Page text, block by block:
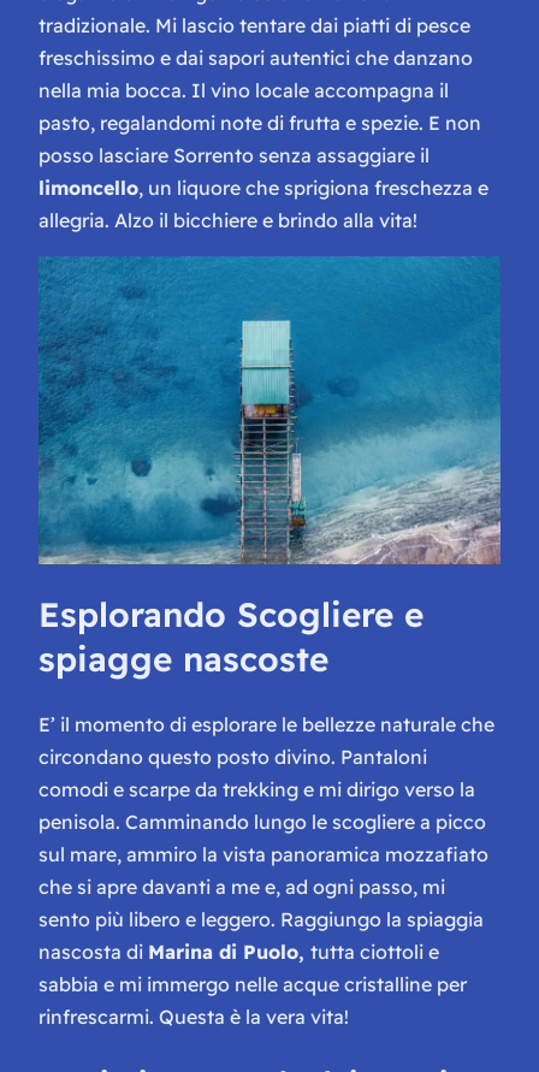
tradizionale. Mi lascio tentare dai piatti di pesce
freschissimo e dai sapori autentici che danzano
nella mia bocca. Il vino locale accompagna il
pasto, regalandomi note di frutta e spezie. E non
posso lasciare Sorrento senza assaggiare il
limoncello, un liquore che sprigiona freschezza e
allegria. Alzo il bicchiere e brindo alla vita!
Esplorando Scogliere e
spiagge nascoste
E’ il momento di esplorare le bellezze naturale che
circondano questo posto divino. Pantaloni
comodi e scarpe da trekking e mi dirigo verso la
penisola. Camminando lungo le scogliere a picco
sul mare, ammiro la vista panoramica mozzafiato
che si apre davanti a me e, ad ogni passo, mi
sento più libero e leggero. Raggiungo la spiaggia
nascosta di Marina di Puolo, tutta ciottoli e
sabbia e mi immergo nelle acque cristalline per
rinfrescarmi. Questa è la vera vita!